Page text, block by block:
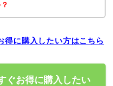
得に購入したい方はこちら
ぐお得に購入したい